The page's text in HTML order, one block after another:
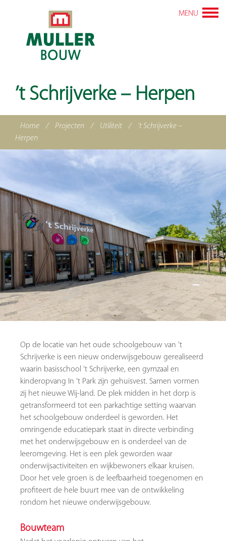
MENU
’t Schrijverke – Herpen
Home / Projecten / Utiliteit /
’t Schrijverke –
Herpen
Op de locatie van het oude schoolgebouw van ’t
Schrijverke is een nieuw onderwijsgebouw gerealiseerd
waarin basisschool ’t Schrijverke, een gymzaal en
kinderopvang In ’t Park zijn gehuisvest. Samen vormen
zij het nieuwe Wij-land. De plek midden in het dorp is
getransformeerd tot een parkachtige setting waarvan
het schoolgebouw onderdeel is geworden. Het
omringende educatiepark staat in directe verbinding
met het onderwijsgebouw en is onderdeel van de
leeromgeving. Het is een plek geworden waar
onderwijsactiviteiten en wijkbewoners elkaar kruisen.
Door het vele groen is de leefbaarheid toegenomen en
profiteert de hele buurt mee van de ontwikkeling
rondom het nieuwe onderwijsgebouw.
Bouwteam